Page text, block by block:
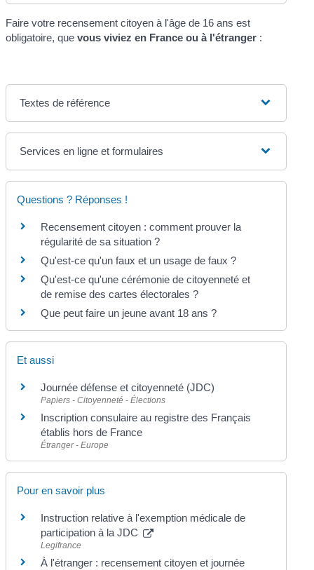
Faire votre recensement citoyen à l'âge de 16 ans est
obligatoire, quevous viviez en France ou à l'étranger :
Textes de référence
Services en ligne et formulaires
Questions ? Réponses !
Recensement citoyen : comment prouver la
régularité de sa situation ?
Qu'est-ce qu'un faux et un usage de faux ?
Qu'est-ce qu'une cérémonie de citoyenneté et
de remise des cartes électorales ?
Que peut faire un jeune avant 18 ans ?
Et aussi
Journée défense et citoyenneté (JDC)
Papiers - Citoyenneté - Élections
Inscription consulaire au registre des Français
établis hors de France
Étranger - Europe
Pour en savoir plus
Instruction relative à l'exemption médicale de
participation à la JDC
Legifrance
À l'étranger : recensement citoyen et journée